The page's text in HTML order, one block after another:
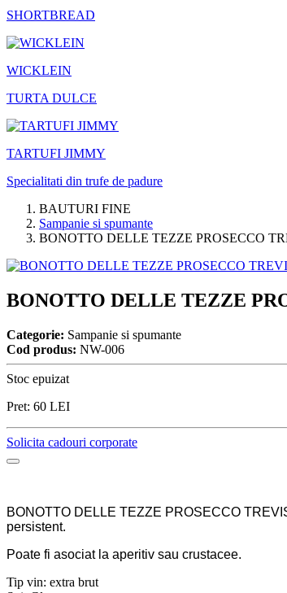
SHORTBREAD
WICKLEIN
TURTA DULCE
TARTUFI JIMMY
Specialitati din trufe de padure
BAUTURI FINE
Sampanie si spumante
BONOTTO DELLE TEZZE PROSECCO
BONOTTO DELLE TEZZE
Categorie: Sampanie si spumante
Cod produs: NW-006
Stoc epuizat
Pret: 60 LEI
Solicita cadouri corporate
BONOTTO DELLE TEZZE PROSECCO
persistent.
Poate fi asociat la aperitiv sau crustacee.
Tip vin: extra brut